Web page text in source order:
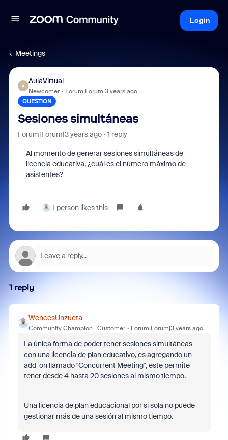
Login
Meetings
A
AulaVirtual
Newcomer Forum|Forum|3 years ago
QUESTION
Sesiones simultáneas
Forum|Forum|3 years ago 1 reply
Al momento de generar sesiones simultáneas de
licencia educativa, ¿cuál es el número máximo de
asistentes?
1 person likes this
1 reply
WencesUnzueta
Community Champion | Customer Forum|Forum|3 years ago
La única forma de poder tener sesiones simultáneas
con una licencia de plan educativo, es agregando un
add-on llamado "Concurrent Meeting", este permite
tener desde 4 hasta 20 sesiones al mismo tiempo.
Una licencia de plan educacional por si sola no puede
gestionar más de una sesión al mismo tiempo.